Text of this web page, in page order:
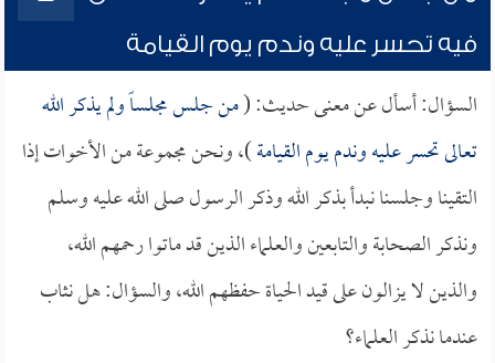
فيه تحسر عليه وندم يوم القيامة
السؤال: أسأل عن معنى حديث: (من جلس مجلساً ولم يذكر الله
تعالى تحسر عليه وندم يوم القيامة)، ونحن مجموعة من الأخوات إذا
التقينا وجلسنا نبدأ بذكر الله وذكر الرسول صلى الله عليه وسلم
ونذكر الصحابة والتابعين والعلماء الذين قد ماتوا رحمهم الله،
والذين لا يزالون على قيد الحياة حفظهم الله، والسؤال: هل نثاب
عندما نذكر العلماء؟